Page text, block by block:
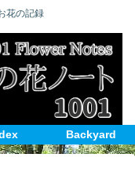
花の記録
Backyard